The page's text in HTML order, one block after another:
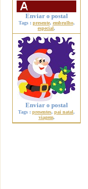
Enviar o postal
Tags : presente, embrulho,
especial,
Enviar o postal
Tags : presentes, pai natal,
viagem,